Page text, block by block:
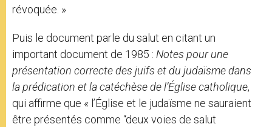
révoquée. »
Puis le document parle du salut en citant un
important document de 1985 : Notes pour une
présentation correcte des juifs et du judaïsme dans
la prédication et la catéchèse de l’Église catholique,
qui affirme que « l’Église et le judaïsme ne sauraient
être présentés comme “deux voies de salut